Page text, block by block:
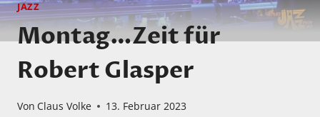
JAZZ
Montag…Zeit für
Robert Glasper
Von Claus Volke 13. Februar 2023